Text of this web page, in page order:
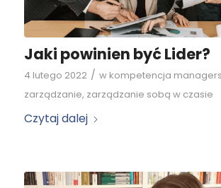
Jaki powinien być Lider?
4 lutego 2022 / w kompetencja
zarządzanie, zarządzanie sobą w czasie
Czytaj dalej